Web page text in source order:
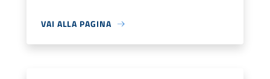
VAI ALLA PAGINA